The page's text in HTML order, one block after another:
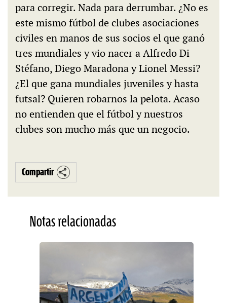
para corregir. Nada para derrumbar. ¿No es
este mismo fútbol de clubes asociaciones
civiles en manos de sus socios el que ganó
tres mundiales y vio nacer a Alfredo Di
Stéfano, Diego Maradona y Lionel Messi?
¿El que gana mundiales juveniles y hasta
futsal? Quieren robarnos la pelota. Acaso
no entienden que el fútbol y nuestros
clubes son mucho más que un negocio.
Compartir
Notas relacionadas